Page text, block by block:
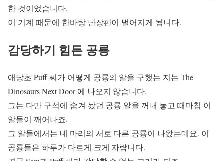
한 것이었습니다.
이 기계 때문에 한바탕 난장판이 벌어지게 됩니다.
감당하기 힘든 공룡
애당초 Puff 씨가 어떻게 공룡의 알을 구했는 지는 The
Dinosaurs Next Door 에 나오지 않습니다.
그는 다만 구석에 숨겨 놨던 공룡 알을 꺼내 놓고 때마침 이
알들이 깨어나죠.
그 알들에서는 네 마리의 서로 다른 공룡이 나왔는데요. 이
공룡들은 하루가 다르게 크게 자랍니다.